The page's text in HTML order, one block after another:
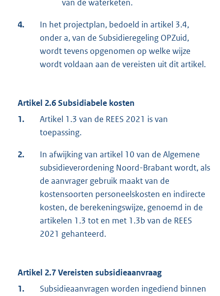
van de waterketen.
4.
In het projectplan, bedoeld in artikel 3.4,
onder a, van de Subsidieregeling OPZuid,
wordt tevens opgenomen op welke wijze
wordt voldaan aan de vereisten uit dit artikel.
Artikel 2.6 Subsidiabele kosten
1.
Artikel 1.3 van de REES 2021 is van
toepassing.
2.
In afwijking van artikel 10 van de Algemene
subsidieverordening Noord-Brabant wordt, als
de aanvrager gebruik maakt van de
kostensoorten personeelskosten en indirecte
kosten, de berekeningswijze, genoemd in de
artikelen 1.3 tot en met 1.3b van de REES
2021 gehanteerd.
Artikel 2.7 Vereisten subsidieaanvraag
1.
Subsidieaanvragen worden ingediend binnen